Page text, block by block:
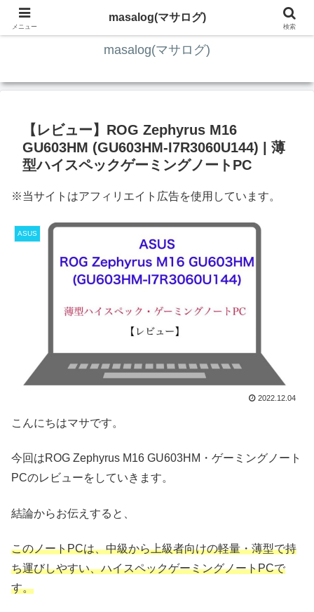
ITの知識4割・ガジェット4割・その他2割 の趣味ブログ
masalog(マサログ)
【レビュー】ROG Zephyrus M16
GU603HM (GU603HM-I7R3060U144) | 薄
型ハイスペックゲーミングノートPC
※当サイトはアフィリエイト広告を使用しています。
ASUS
2022.12.04
こんにちはマサです。
今回はROG Zephyrus M16 GU603HM・ゲーミングノート
PCのレビューをしていきます。
結論からお伝えすると、
このノートPCは、中級から上級者向けの軽量・薄型で持
ち運びしやすい、ハイスペックゲーミングノートPCで
す。
メニュー
masalog(マサログ)
検索